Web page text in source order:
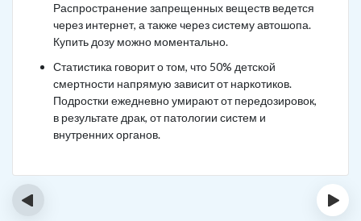
Распространение запрещенных веществ ведется
через интернет, а также через систему автошопа.
Купить дозу можно моментально.
Статистика говорит о том, что 50% детской
смертности напрямую зависит от наркотиков.
Подростки ежедневно умирают от передозировок,
в результате драк, от патологии систем и
внутренних органов.
‹ ›